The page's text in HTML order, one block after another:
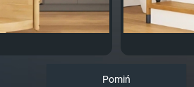
Pomiń